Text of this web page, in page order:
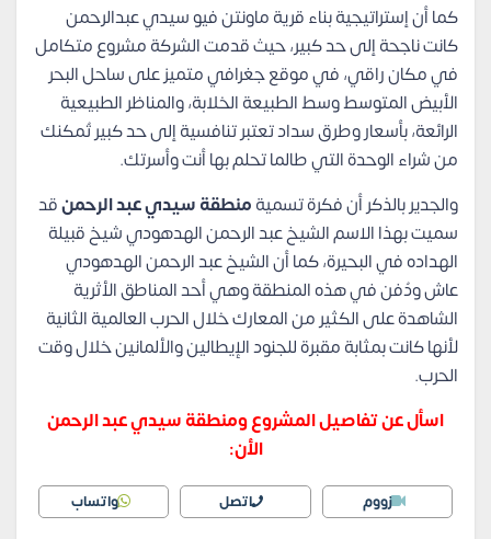
كما أن إستراتيجية بناء قرية ماونتن فيو سيدي عبدالرحمن
كانت ناجحة إلى حد كبير، حيث قدمت الشركة مشروع متكامل
في مكان راقي، في موقع جغرافي متميز على ساحل البحر
الأبيض المتوسط وسط الطبيعة الخلابة، والمناظر الطبيعية
الرائعة، بأسعار وطرق سداد تعتبر تنافسية إلى حد كبير تُمكنك
من شراء الوحدة التي طالما تحلم بها أنت وأسرتك.
والجدير بالذكر أن فكرة تسميةمنطقة سيدي عبد الرحمنقد
سميت بهذا الاسم الشيخ عبد الرحمن الهدهودي شيخ قبيلة
الهداده في البحيرة، كما أن الشيخ عبد الرحمن الهدهودي
عاش ودُفن في هذه المنطقة وهي أحد المناطق الأثرية
الشاهدة على الكثير من المعارك خلال الحرب العالمية الثانية
لأنها كانت بمثابة مقبرة للجنود الإيطالين والألمانين خلال وقت
الحرب.
اسأل عن تفاصيل المشروع ومنطقة سيدي عبد الرحمن
الأن:
زووم اتصل واتساب